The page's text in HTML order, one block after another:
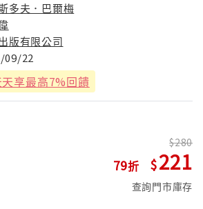
多夫．巴爾梅
版有限公司
09/22
天享最高7%回饋
79
280
221
查詢門市庫存